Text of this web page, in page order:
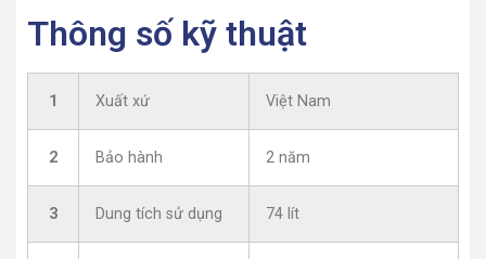
Thông số kỹ thuật
1 Xuất xứ Việt Nam
2 Bảo hành 2 năm
3 Dung tích sử dụng 74 lít